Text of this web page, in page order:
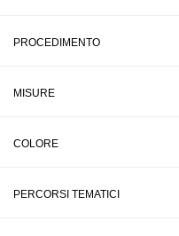
PROCEDIMENTO
MISURE
COLORE
PERCORSI TEMATICI